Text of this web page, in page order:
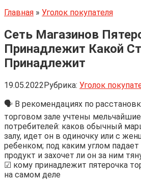
Главная » Уголок покупателя
Сеть Магазинов
Принадлежит Какой
Принадлежит
19.05.2022Рубрика: Уголок
🗣 В рекомендациях по
торговом зале учтены
потребителей: каков обычный
залу, идет он в одиночку или с
ребенком; под каким углом падает
продукт и захочет ли он за ним
☑ кому принадлежит пятерочка
на самом деле